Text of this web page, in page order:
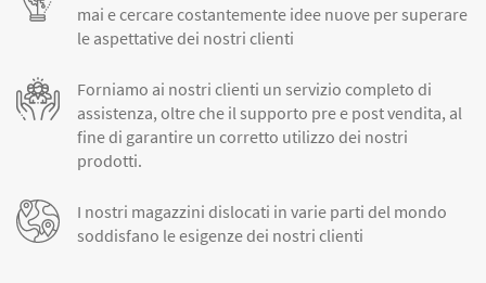
mai e cercare costantemente idee nuove per superare
le aspettative dei nostri clienti
Forniamo ai nostri clienti un servizio completo di
assistenza, oltre che il supporto pre e post vendita, al
fine di garantire un corretto utilizzo dei nostri
prodotti.
I nostri magazzini dislocati in varie parti del mondo
soddisfano le esigenze dei nostri clienti